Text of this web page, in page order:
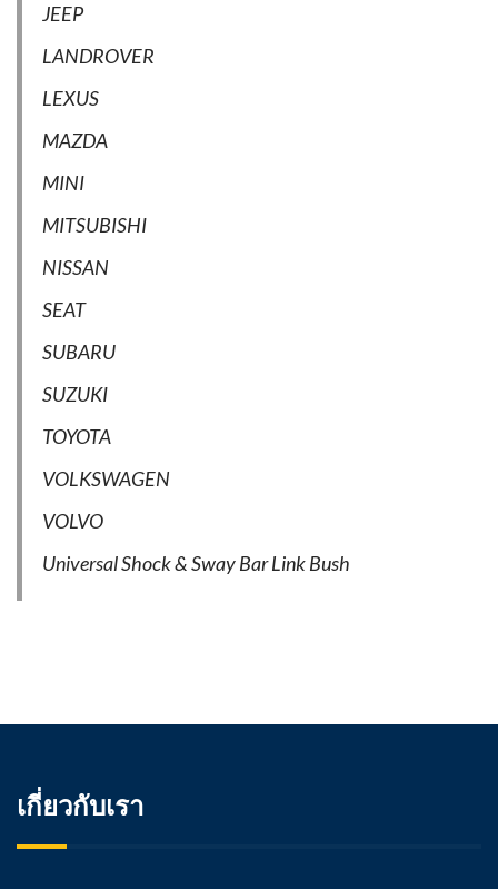
JEEP
LANDROVER
LEXUS
MAZDA
MINI
MITSUBISHI
NISSAN
SEAT
SUBARU
SUZUKI
TOYOTA
VOLKSWAGEN
VOLVO
Universal Shock & Sway Bar Link Bush
เกี่ยวกับเรา